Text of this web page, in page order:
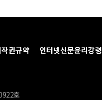
권규약 인터넷신문윤리강령
호